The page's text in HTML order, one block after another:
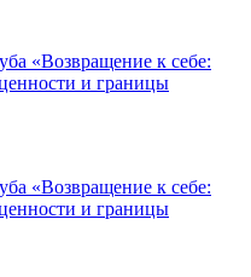
«Возвращение к себе:
и границы
«Возвращение к себе:
и границы